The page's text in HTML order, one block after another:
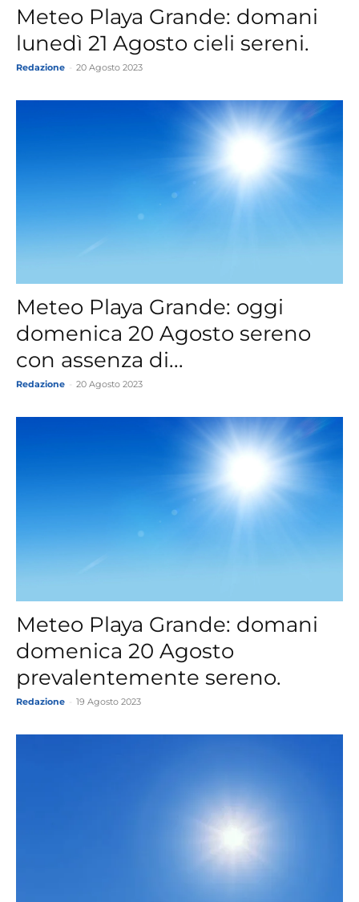
Meteo Playa Grande: domani
lunedì 21 Agosto cieli sereni.
Redazione 20 Agosto 2023
Meteo Playa Grande: oggi
domenica 20 Agosto sereno
con assenza di...
Redazione 20 Agosto 2023
Meteo Playa Grande: domani
domenica 20 Agosto
prevalentemente sereno.
Redazione 19 Agosto 2023